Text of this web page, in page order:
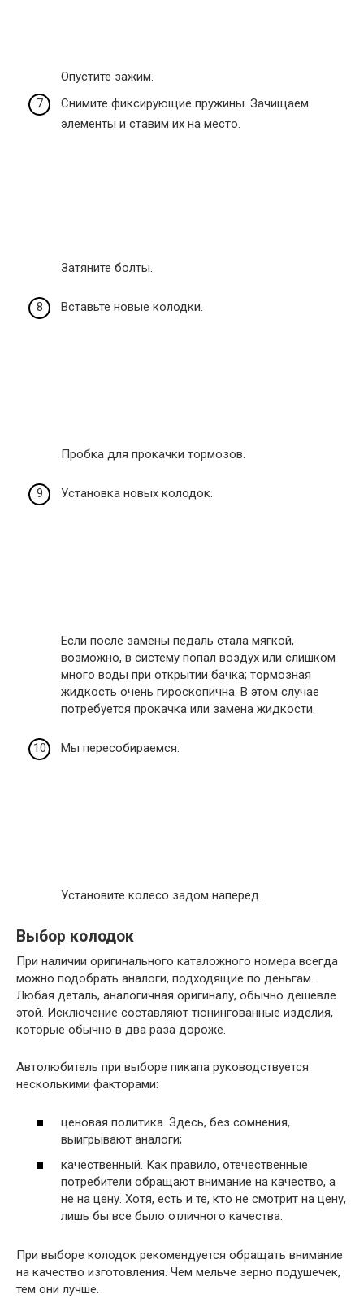
Опустите зажим.
Снимите фиксирующие пружины. Зачищаем
элементы и ставим их на место.
Затяните болты.
Вставьте новые колодки.
Пробка для прокачки тормозов.
Установка новых колодок.
Если после замены педаль стала мягкой,
возможно, в систему попал воздух или слишком
много воды при открытии бачка; тормозная
жидкость очень гироскопична. В этом случае
потребуется прокачка или замена жидкости.
Мы пересобираемся.
Установите колесо задом наперед.
Выбор колодок
При наличии оригинального каталожного номера всегда
можно подобрать аналоги, подходящие по деньгам.
Любая деталь, аналогичная оригиналу, обычно дешевле
этой. Исключение составляют тюнингованные изделия,
которые обычно в два раза дороже.
Автолюбитель при выборе пикапа руководствуется
несколькими факторами:
ценовая политика. Здесь, без сомнения,
выигрывают аналоги;
качественный. Как правило, отечественные
потребители обращают внимание на качество, а
не на цену. Хотя, есть и те, кто не смотрит на цену,
лишь бы все было отличного качества.
При выборе колодок рекомендуется обращать внимание
на качество изготовления. Чем мельче зерно подушечек,
тем они лучше.